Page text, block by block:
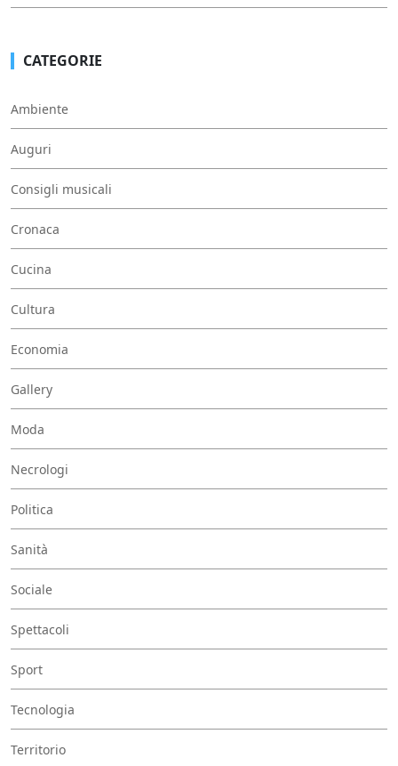
CATEGORIE
Ambiente
Auguri
Consigli musicali
Cronaca
Cucina
Cultura
Economia
Gallery
Moda
Necrologi
Politica
Sanità
Sociale
Spettacoli
Sport
Tecnologia
Territorio